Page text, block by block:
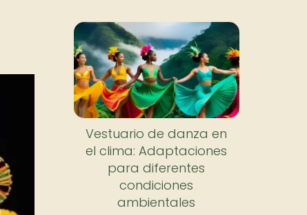
Vestuario de danza en
el clima: Adaptaciones
para diferentes
condiciones
ambientales